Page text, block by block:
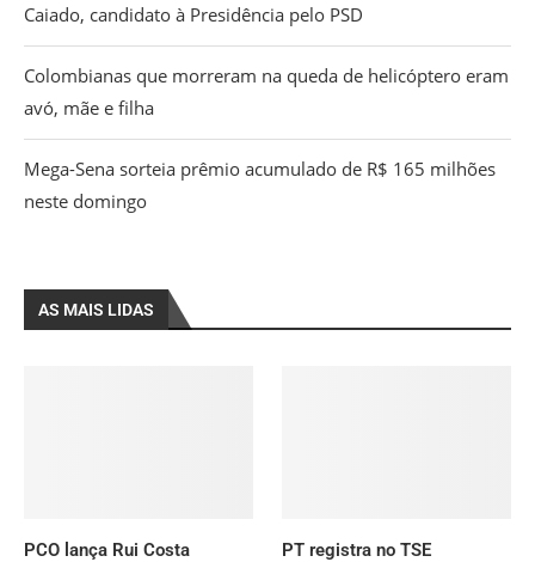
Caiado, candidato à Presidência pelo PSD
Colombianas que morreram na queda de helicóptero eram
avó, mãe e filha
Mega-Sena sorteia prêmio acumulado de R$ 165 milhões
neste domingo
AS MAIS LIDAS
PCO lança Rui Costa
PT registra no TSE